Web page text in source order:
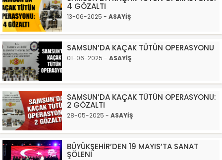
4 GÖZALTI
13-06-2025 - ASAYİŞ
SAMSUN’DA KAÇAK TÜTÜN OPERASYONU
01-06-2025 - ASAYİŞ
SAMSUN’DA KAÇAK TÜTÜN OPERASYONU:
2 GÖZALTI
28-05-2025 - ASAYİŞ
BÜYÜKŞEHİR’DEN 19 MAYIS’TA SANAT
ŞÖLENİ